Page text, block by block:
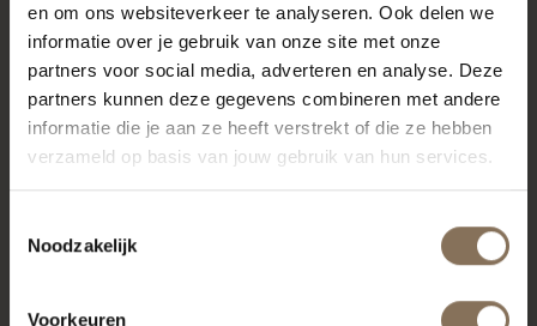
en om ons websiteverkeer te analyseren. Ook delen we
informatie over je gebruik van onze site met onze
partners voor social media, adverteren en analyse. Deze
partners kunnen deze gegevens combineren met andere
informatie die je aan ze heeft verstrekt of die ze hebben
verzameld op basis van jouw gebruik van hun services.
Noodzakelijk
Voorkeuren
RECENT BEKEKEN